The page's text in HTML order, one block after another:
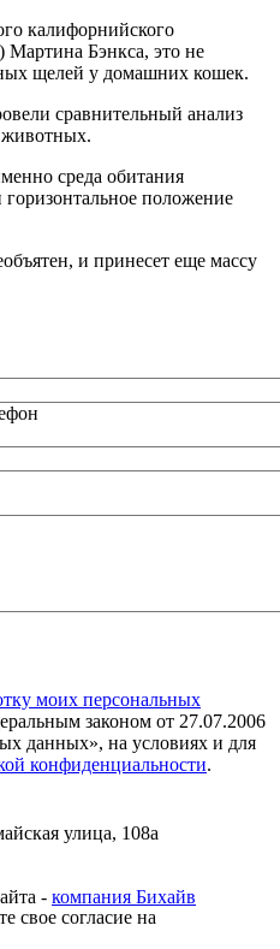
калифорнийского
Бэнкса, это не
щелей у домашних кошек.
сравнительный анализ
среда обитания
горизонтальное положение
и принесет еще массу
моих персональных
законом от 27.07.2006
данных», на условиях и для
конфиденциальности.
улица, 108а
- компания Бихайв
свое согласие на